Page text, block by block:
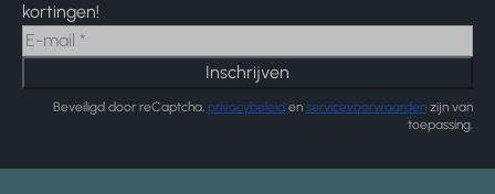
kortingen!
Inschrijven
Beveiligd door reCaptcha, privacybeleid en servicevoorwaarden zijn van
toepassing.